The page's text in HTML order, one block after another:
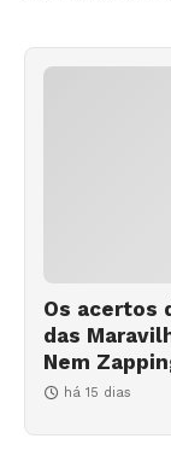
Os acertos
das
Nem
há 15 dias